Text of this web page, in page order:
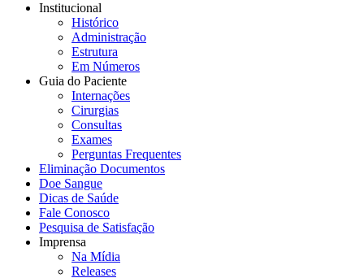
Institucional
Histórico
Administração
Estrutura
Em Números
Guia do Paciente
Internações
Cirurgias
Consultas
Exames
Perguntas Frequentes
Eliminação Documentos
Doe Sangue
Dicas de Saúde
Fale Conosco
Pesquisa de Satisfação
Imprensa
Na Mídia
Releases